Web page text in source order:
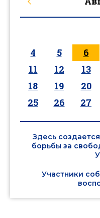
4
5 6
11
12 13
18
19 20
25
26 27
Здесь
борьбы за
Участники